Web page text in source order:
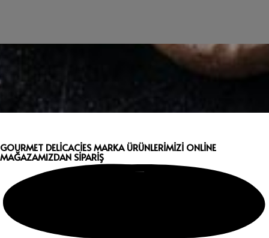
GOURMET DELİCACİES MARKA ÜRÜNLERİMİZİ ONLİNE
MAĞAZAMIZDANSİPARİŞ